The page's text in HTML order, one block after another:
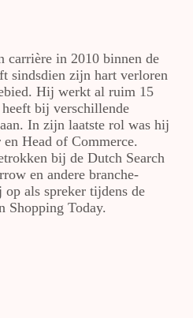
carrière in 2010 binnen de
sindsdien zijn hart verloren
Hij werkt al ruim 15
bij verschillende
In zijn laatste rol was hij
Head of Commerce.
bij de Dutch Search
en andere branche-
als spreker tijdens de
Shopping Today.